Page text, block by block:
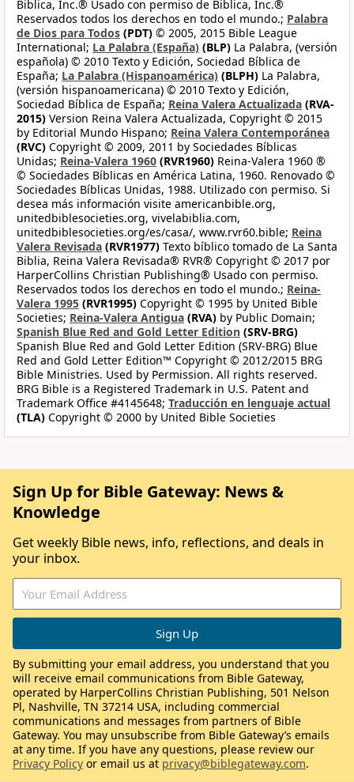
Biblica, Inc.® Usado con permiso de Biblica, Inc.®
Reservados todos los derechos en todo el mundo.; Palabra
de Dios para Todos (PDT) © 2005, 2015 Bible League
International; La Palabra (España) (BLP) La Palabra, (versión
española) © 2010 Texto y Edición, Sociedad Bíblica de
España; La Palabra (Hispanoamérica) (BLPH) La Palabra,
(versión hispanoamericana) © 2010 Texto y Edición,
Sociedad Bíblica de España; Reina Valera Actualizada (RVA-
2015) Version Reina Valera Actualizada, Copyright © 2015
by Editorial Mundo Hispano; Reina Valera Contemporánea
(RVC) Copyright © 2009, 2011 by Sociedades Bíblicas
Unidas; Reina-Valera 1960 (RVR1960) Reina-Valera 1960 ®
© Sociedades Bíblicas en América Latina, 1960. Renovado ©
Sociedades Bíblicas Unidas, 1988. Utilizado con permiso. Si
desea más información visite americanbible.org,
unitedbiblesocieties.org, vivelabiblia.com,
unitedbiblesocieties.org/es/casa/, www.rvr60.bible; Reina
Valera Revisada (RVR1977) Texto bíblico tomado de La Santa
Biblia, Reina Valera Revisada® RVR® Copyright © 2017 por
HarperCollins Christian Publishing® Usado con permiso.
Reservados todos los derechos en todo el mundo.; Reina-
Valera 1995 (RVR1995) Copyright © 1995 by United Bible
Societies; Reina-Valera Antigua (RVA) by Public Domain;
Spanish Blue Red and Gold Letter Edition (SRV-BRG)
Spanish Blue Red and Gold Letter Edition (SRV-BRG) Blue
Red and Gold Letter Edition™ Copyright © 2012/2015 BRG
Bible Ministries. Used by Permission. All rights reserved.
BRG Bible is a Registered Trademark in U.S. Patent and
Trademark Office #4145648; Traducción en lenguaje actual
(TLA) Copyright © 2000 by United Bible Societies
Sign Up for Bible Gateway: News &
Knowledge
Get weekly Bible news, info, reflections, and deals in
your inbox.
By submitting your email address, you understand that you
will receive email communications from Bible Gateway,
operated by HarperCollins Christian Publishing, 501 Nelson
Pl, Nashville, TN 37214 USA, including commercial
communications and messages from partners of Bible
Gateway. You may unsubscribe from Bible Gateway’s emails
at any time. If you have any questions, please review our
Privacy Policy or email us at privacy@biblegateway.com.